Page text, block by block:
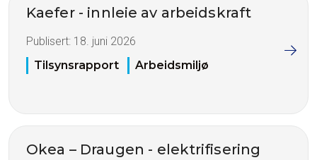
Kaefer - innleie av arbeidskraft
Publisert: 18. juni 2026
Tilsynsrapport
Arbeidsmiljø
Okea – Draugen - elektrifisering